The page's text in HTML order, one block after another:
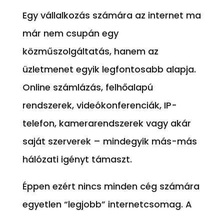
Egy vállalkozás számára az internet ma
már nem csupán egy
közműszolgáltatás, hanem az
üzletmenet egyik legfontosabb alapja.
Online számlázás, felhőalapú
rendszerek, videókonferenciák, IP-
telefon, kamerarendszerek vagy akár
saját szerverek – mindegyik más-más
hálózati igényt támaszt.
Éppen ezért nincs minden cég számára
egyetlen “legjobb” internetcsomag. A